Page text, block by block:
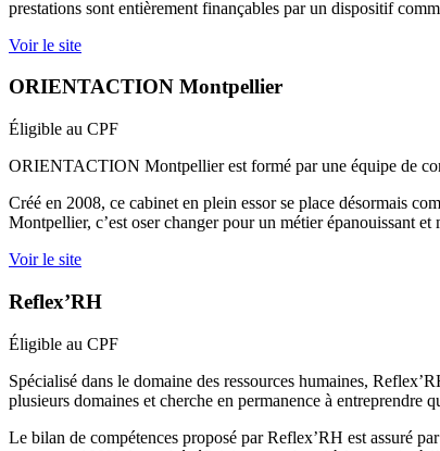
prestations sont entièrement finançables par un dispositif
Voir le site
ORIENTACTION Montpellier
Éligible au CPF
ORIENTACTION Montpellier est formé par une équipe de
Créé en 2008, ce cabinet en plein essor se place désormais
Montpellier, c’est oser changer pour un métier épanouissant et
Voir le site
Reflex’RH
Éligible au CPF
Spécialisé dans le domaine des ressources humaines,
plusieurs domaines et cherche en permanence à entreprendre
Le bilan de compétences proposé par Reflex’RH est assuré